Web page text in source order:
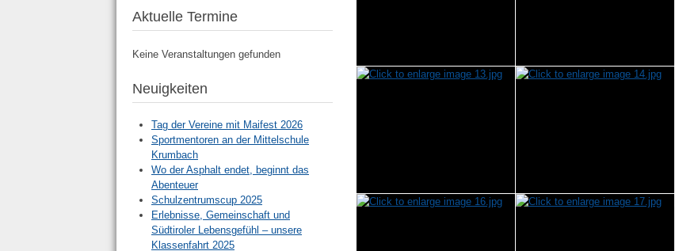
Aktuelle Termine
Keine Veranstaltungen gefunden
Neuigkeiten
Tag der Vereine mit Maifest 2026
Sportmentoren an der Mittelschule
Krumbach
Wo der Asphalt endet, beginnt das
Abenteuer
Schulzentrumscup 2025
Erlebnisse, Gemeinschaft und
Südtiroler Lebensgefühl – unsere
Klassenfahrt 2025